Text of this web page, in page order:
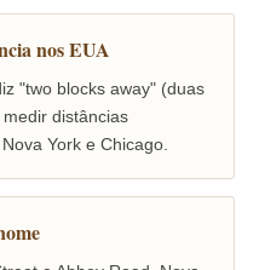
nos EUA
"two blocks away" (duas
distâncias
York e Chicago.